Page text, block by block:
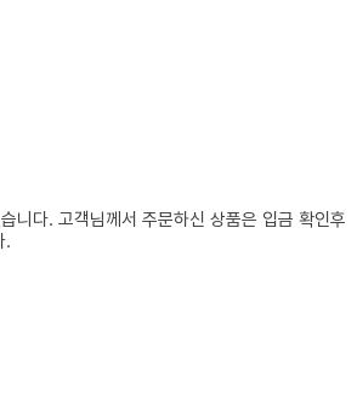
니다. 고객님께서 주문하신 상품은 입금 확인후
.